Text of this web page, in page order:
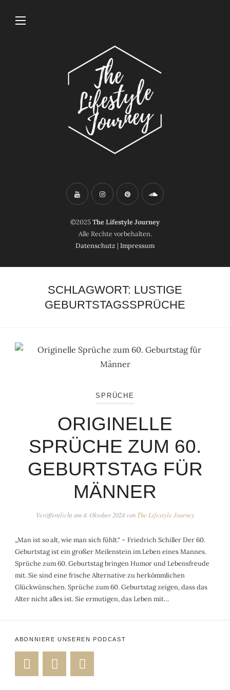
©2025The Lifestyle Journey
Alle Rechte vorbehalten.
Datenschutz | Impressum
SCHLAGWORT: LUSTIGE
GEBURTSTAGSSPRÜCHE
SPRÜCHE
ORIGINELLE
SPRÜCHE ZUM 60.
GEBURTSTAG FÜR
MÄNNER
Veröffentlicht am4. Oktober 2024 von The Lifestyle Journey
„Man ist so alt, wie man sich fühlt.“ – Friedrich Schiller Der 60.
Geburtstag ist ein großer Meilenstein im Leben eines Mannes.
Sprüche zum 60. Geburtstag bringen Humor und Lebensfreude
mit. Sie sind eine frische Alternative zu herkömmlichen
Glückwünschen. Sprüche zum 60. Geburtstag zeigen, dass das
Alter nicht alles ist. Sie ermutigen, das Leben mit…
ABONNIERE UNSEREN PODCAST